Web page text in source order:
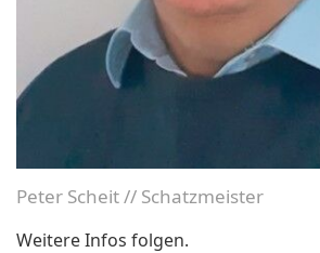
Peter Scheit // Schatzmeister
Weitere Infos folgen.